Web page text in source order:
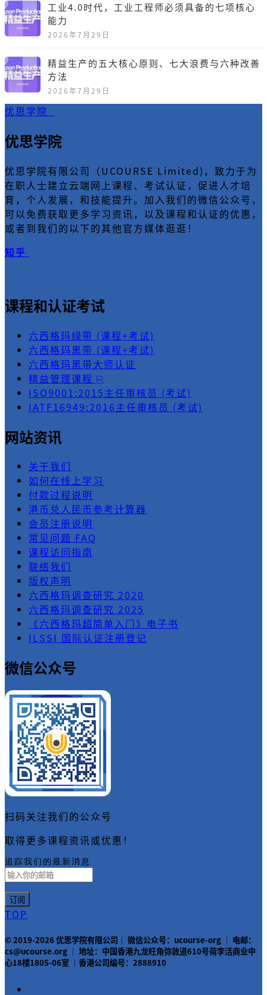
工业4.0时代，工业工程师必须具备的七项核心
能力
2026年7月29日
精益生产的五大核心原则、七大浪费与六种改善
方法
2026年7月29日
优思学院
优思学院
优思学院有限公司（UCOURSE Limited)，致力于为
在职人士建立云端网上课程、考试认证，促进人才培
育，个人发展，和技能提升。加入我们的微信公众号，
可以免费获取更多学习资讯，以及课程和认证的优惠，
或者到我们的以下的其他官方媒体逛逛！
知乎
课程和认证考试
六西格玛绿带 (课程+考试)
六西格玛黑带 (课程+考试)
六西格玛黑带大师认证
精益管理课程 ⍇
ISO9001:2015主任审核员 (考试)
IATF16949:2016主任审核员 (考试)
网站资讯
关于我们
如何在线上学习
付款过程说明
港币兑人民币参考计算器
会员注册说明
常见问题 FAQ
课程访问指南
联络我们
版权声明
六西格玛调查研究 2020
六西格玛调查研究 2025
《六西格玛超简单入门》电子书
ILSSI 国际认证注册登记
微信公众号
扫码关注我们的公众号
取得更多课程资讯或优惠！
追踪我们的最新消息
TOP
© 2019-2026 优思学院有限公司｜ 微信公众号：ucourse-org ｜ 电邮：
cs@ucourse.org ｜ 地址：中国香港九龙旺角弥敦道610号荷李活商业中
心18楼1805-06室 ｜香港公司编号：2888910